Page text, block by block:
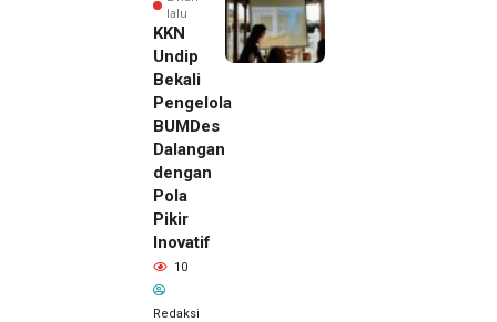
lalu
KKN
Undip
Bekali
Pengelola
BUMDes
Dalangan
dengan
Pola
Pikir
Inovatif
10
Redaksi